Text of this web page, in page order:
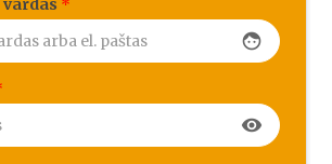
*
face
visibility